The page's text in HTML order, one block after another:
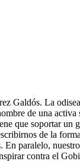
Galdós. La
de una
que soportar un
de la
paralelo,
contra el